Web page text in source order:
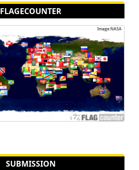
FLAGECOUNTER
SUBMISSION